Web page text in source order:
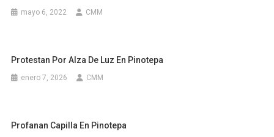
mayo 6, 2022 CMM
Protestan Por Alza De Luz En Pinotepa
enero 7, 2026 CMM
Profanan Capilla En Pinotepa